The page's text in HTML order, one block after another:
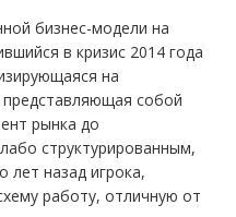
бизнес-модели на
в кризис 2014 года
на
собой
рынка до
структурированным,
лет назад игрока,
работу, отличную от